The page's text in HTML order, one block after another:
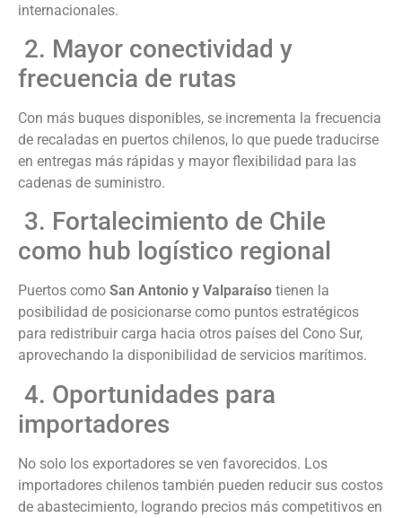
internacionales.
2. Mayor conectividad y
frecuencia de rutas
Con más buques disponibles, se incrementa la frecuencia
de recaladas en puertos chilenos, lo que puede traducirse
en entregas más rápidas y mayor flexibilidad para las
cadenas de suministro.
3. Fortalecimiento de Chile
como hub logístico regional
Puertos como San Antonio y Valparaíso tienen la
posibilidad de posicionarse como puntos estratégicos
para redistribuir carga hacia otros países del Cono Sur,
aprovechando la disponibilidad de servicios marítimos.
4. Oportunidades para
importadores
No solo los exportadores se ven favorecidos. Los
importadores chilenos también pueden reducir sus costos
de abastecimiento, logrando precios más competitivos en